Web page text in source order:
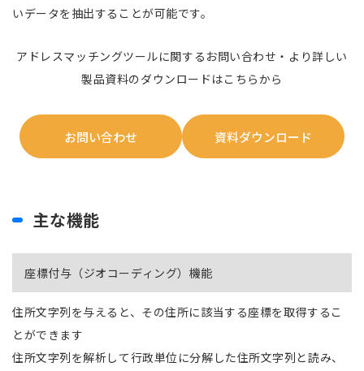
いデータを抽出することが可能です。
アドレスマッチングツールに関するお問い合わせ・より詳しい
製品資料のダウンロードはこちらから
お問い合わせ 資料ダウンロード
主な機能
座標付与（ジオコーディング）機能
住所文字列を与えると、その住所に該当する座標を取得するこ
とができます
住所文字列を解析して行政単位に分解した住所文字列と読み、